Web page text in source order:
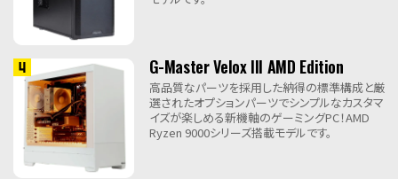
G-Master Velox III AMD Edition
高品質なパーツを採用した納得の標準構成と厳
選されたオプションパーツでシンプルなカスタマ
イズが楽しめる新機軸のゲーミングPC！AMD
Ryzen 9000シリーズ搭載モデルです。